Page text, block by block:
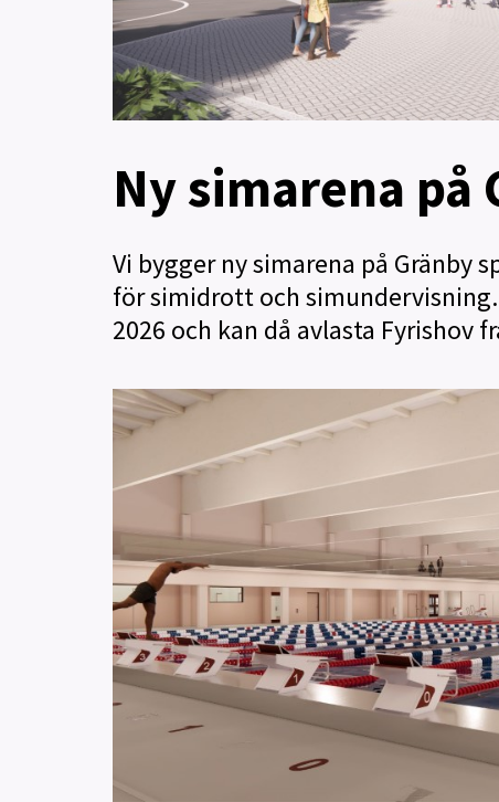
Ny simarena
Vi bygger ny simarena på
för simidrott och
2026 och kan då avlasta Fyrishov